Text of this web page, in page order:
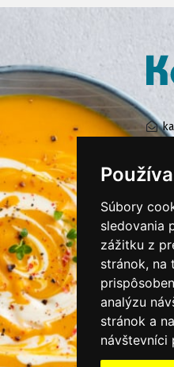
Súbory
sledovania
zážitku z
stránok, na
analýzu
stránok a
návštevníci